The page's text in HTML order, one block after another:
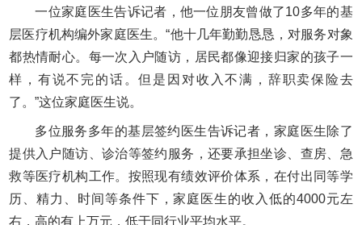
一位家庭医生告诉记者，他一位朋友曾做了10多年的基
层医疗机构编外家庭医生。“他十几年勤勤恳恳，对服务对象
都热情耐心。每一次入户随访，居民都像迎接归家的孩子一
样，有说不完的话。但是因对收入不满，辞职卖保险去
了。”这位家庭医生说。
多位服务多年的基层签约医生告诉记者，家庭医生除了
提供入户随访、诊治等签约服务，还要承担坐诊、查房、急
救等医疗机构工作。按照现有绩效评价体系，在付出同等学
历、精力、时间等条件下，家庭医生的收入低的4000元左
右，高的有上万元，低于同行业平均水平。